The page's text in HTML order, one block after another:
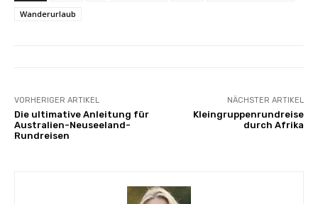
Wanderurlaub
VORHERIGER ARTIKEL
Die ultimative Anleitung für
Australien-Neuseeland-
Rundreisen
NÄCHSTER ARTIKEL
Kleingruppenrundreise
durch Afrika